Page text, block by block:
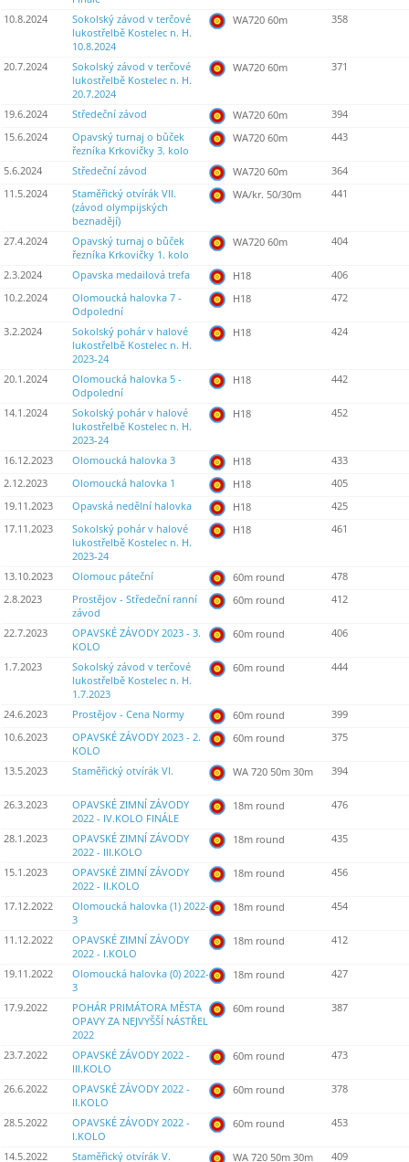
10.8.2024
Sokolský závod v terčové
lukostřelbě Kostelec n. H.
10.8.2024
WA720 60m 358
20.7.2024
Sokolský závod v terčové
lukostřelbě Kostelec n. H.
20.7.2024
WA720 60m 371
19.6.2024 Středeční závod WA720 60m
394
15.6.2024
Opavský turnaj o bůček
řezníka Krkovičky 3. kolo
WA720 60m 443
5.6.2024 Středeční závod WA720 60m
364
11.5.2024
Staměřický otvírák VII.
(závod olympijských
beznadějí)
WA/kr. 50/30m 441
27.4.2024
Opavský turnaj o bůček
řezníka Krkovičky 1. kolo
WA720 60m 404
2.3.2024 Opavska medailová trefa H18
406
10.2.2024
Olomoucká halovka 7 -
Odpolední
H18 472
3.2.2024
Sokolský pohár v halové
lukostřelbě Kostelec n. H.
2023-24
H18 424
20.1.2024
Olomoucká halovka 5 -
Odpolední
H18 442
14.1.2024
Sokolský pohár v halové
lukostřelbě Kostelec n. H.
2023-24
H18 452
16.12.2023 Olomoucká halovka 3 H18
433
2.12.2023
Olomoucká halovka 1 H18
405
19.11.2023
Opavská nedělní halovka H18
425
17.11.2023
Sokolský pohár v halové
lukostřelbě Kostelec n. H.
2023-24
H18 461
13.10.2023 Olomouc páteční 60m round
478
2.8.2023
Prostějov - Středeční ranní
závod
60m round 412
22.7.2023
OPAVSKÉ ZÁVODY 2023 - 3.
KOLO
60m round 406
1.7.2023
Sokolský závod v terčové
lukostřelbě Kostelec n. H.
1.7.2023
60m round 444
24.6.2023 Prostějov - Cena Normy 60m round
399
10.6.2023
OPAVSKÉ ZÁVODY 2023 - 2.
KOLO
60m round 375
13.5.2023 Staměřický otvírák VI. WA 720 50m 30m 394
26.3.2023
OPAVSKÉ ZIMNÍ ZÁVODY
2022 - IV.KOLO FINÁLE
18m round 476
28.1.2023
OPAVSKÉ ZIMNÍ ZÁVODY
2022 - III.KOLO
18m round 435
15.1.2023
OPAVSKÉ ZIMNÍ ZÁVODY
2022 - II.KOLO
18m round 456
17.12.2022
Olomoucká halovka (1) 2022-
3
18m round 454
11.12.2022
OPAVSKÉ ZIMNÍ ZÁVODY
2022 - I.KOLO
18m round 412
19.11.2022
Olomoucká halovka (0) 2022-
3
18m round 427
17.9.2022
POHÁR PRIMÁTORA MĚSTA
OPAVY ZA NEJVYŠŠÍ NÁSTŘEL
2022
60m round 387
23.7.2022
OPAVSKÉ ZÁVODY 2022 -
III.KOLO
60m round 473
26.6.2022
OPAVSKÉ ZÁVODY 2022 -
II.KOLO
60m round 378
28.5.2022
OPAVSKÉ ZÁVODY 2022 -
I.KOLO
60m round 453
14.5.2022 Staměřický otvírák V. WA 720 50m 30m
409